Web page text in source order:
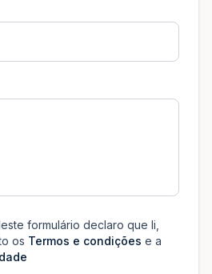
formulário declaro que li,
os Termos e condições e a